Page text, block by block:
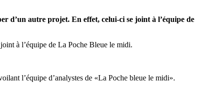
d’un autre projet. En effet, celui-ci se joint à l’équipe de
à l’équipe de La Poche Bleue le midi.
l’équipe d’analystes de «La Poche bleue le midi».